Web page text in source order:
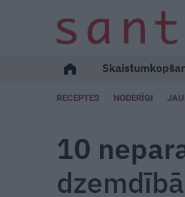
RECEPTES NODERĪGI
10